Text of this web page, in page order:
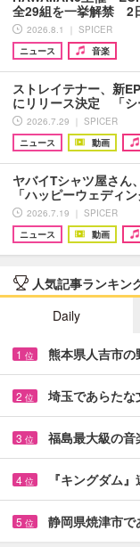
全29組を一挙解禁 2
2026.8.1 ｜ SPICER
ニュース
音楽
ストレイテナー、新
にリリース決定 「
2026.7.29 ｜ SPICER
ニュース
動画
ヤバイTシャツ屋さん
「ハッピーウェディ
2026.7.19 ｜ SPICER
ニュース
動画
人気記事ランキン
Daily
1 位 熊本県人吉市
2 位 埼玉であらた
3 位 福島最大級の
4 位 『キングダム
5 位 静岡県焼津市